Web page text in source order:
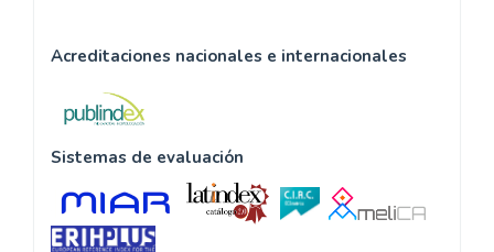
Acreditaciones nacionales e internacionales
Sistemas de evaluación